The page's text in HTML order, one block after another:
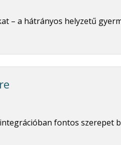
– a hátrányos helyzetű
fontos szerepet